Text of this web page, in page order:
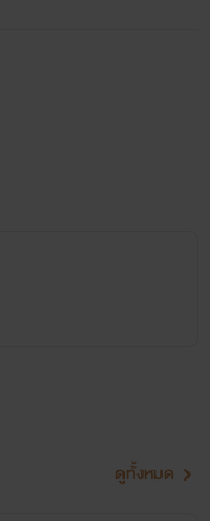
ในวันนั้นกลับกลาย
ดูทั้งหมด